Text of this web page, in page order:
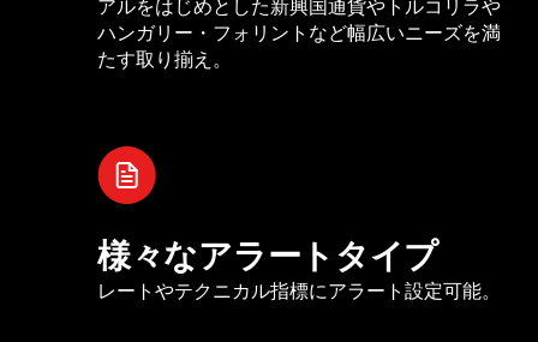
アルをはじめとした新興国通貨やトルコリラや
ハンガリー・フォリントなど幅広いニーズを満
たす取り揃え。
様々なアラートタイプ
レートやテクニカル指標にアラート設定可能。